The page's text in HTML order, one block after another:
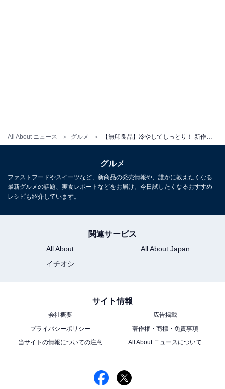
All About ニュース グルメ
こちらもおすすめ
ミントロールケーキ」の贅沢な味わい
グルメ
ファストフードやスイーツなど、新商品の発売情報や、誰かに教えたくなる
最新グルメの話題、実食レポートなどをお届け。今日試したくなるおすすめ
レシピも紹介しています。
関連サービス
All About
All About Japan
イチオシ
サイト情報
会社概要
広告掲載
プライバシーポリシー
著作権・商標・免責事項
当サイトの情報についての注意
All About ニュースについて